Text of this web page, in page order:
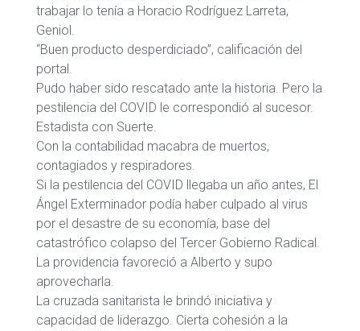
trabajar lo tenía a Horacio Rodríguez Larreta,
Geniol.
“Buen producto desperdiciado”, calificación del
portal.
Pudo haber sido rescatado ante la historia. Pero la
pestilencia del COVID le correspondió al sucesor.
Estadista con Suerte.
Con la contabilidad macabra de muertos,
contagiados y respiradores.
Si la pestilencia del COVID llegaba un año antes, El
Ángel Exterminador podía haber culpado al virus
por el desastre de su economía, base del
catastrófico colapso del Tercer Gobierno Radical.
La providencia favoreció a Alberto y supo
aprovecharla.
La cruzada sanitarista le brindó iniciativa y
capacidad de liderazgo. Cierta cohesión a la